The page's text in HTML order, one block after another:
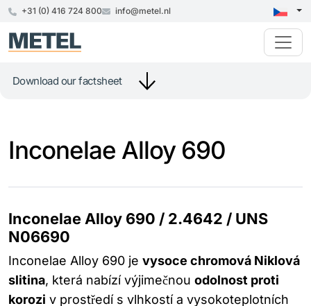
+31 (0) 416 724 800 info@metel.nl
Download our factsheet
Inconelae Alloy 690
Inconelae Alloy 690 / 2.4642 / UNS
N06690
Inconelae Alloy 690 je vysoce chromová Niklová
slitina, která nabízí výjimečnou odolnost proti
korozi v prostředí s vlhkostí a vysokoteplotních